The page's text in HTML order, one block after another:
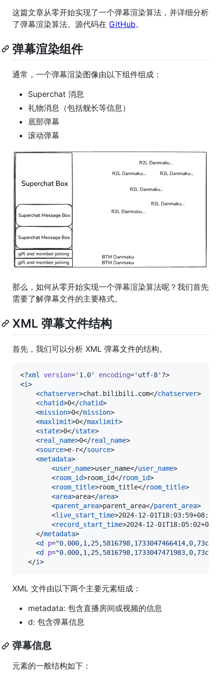
这篇文章从零开始实现了一个弹幕渲染算法，并详细分析
了弹幕渲染算法。源代码在 GitHub。
弹幕渲染组件
通常，一个弹幕渲染图像由以下组件组成：
Superchat 消息
礼物消息（包括舰长等信息）
底部弹幕
滚动弹幕
那么，如何从零开始实现一个弹幕渲染算法呢？我们首先
需要了解弹幕文件的主要格式。
XML 弹幕文件结构
首先，我们可以分析 XML 弹幕文件的结构。
<?xml version=' 1.0' encoding=' utf-8' ?>
<i>
    <
chatserver>chat.bilibili.com</chatserver>
    <
chatid>0</chatid>
    <
mission>0</mission>
    <
maxlimit>0</maxlimit>
    <
state>0</state>
    <
real_name>0</real_name>
    <
source>e-r</source>
    <
metadata>
        <
user_name>user_name</user_name>
        <
room_id>room_id</room_id>
        <
room_title>room_title</room_title>
        <
area>area</area>
        <
parent_area>parent_area</parent_area>
        <
live_start_time>2024-12-
        <
record_start_time>2024-12-
    </
metadata>
    <
d p="
    <
d p="
  </
i>
XML 文件由以下两个主要元素组成：
metadata: 包含直播房间或视频的信息
d: 包含弹幕信息
弹幕信息
元素的一般结构如下：